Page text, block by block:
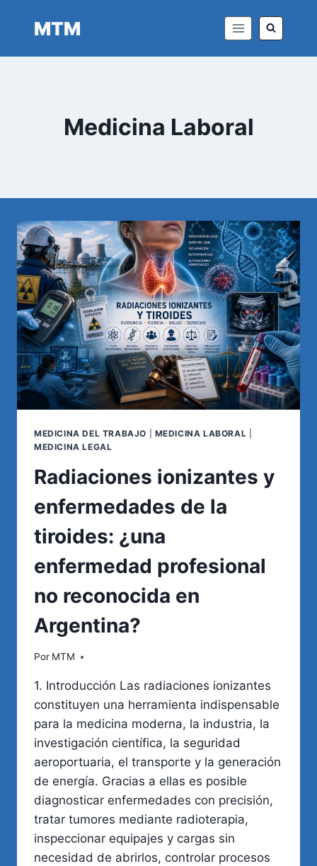
MTM
Medicina Laboral
MEDICINA DEL TRABAJO MEDICINA LABORAL
MEDICINA LEGAL
Radiaciones ionizantes y
enfermedades de la
tiroides: ¿una
enfermedad profesional
no reconocida en
Argentina?
Por MTM
1. Introducción Las radiaciones ionizantes
constituyen una herramienta indispensable
para la medicina moderna, la industria, la
investigación científica, la seguridad
aeroportuaria, el transporte y la generación
de energía. Gracias a ellas es posible
diagnosticar enfermedades con precisión,
tratar tumores mediante radioterapia,
inspeccionar equipajes y cargas sin
necesidad de abrirlos, controlar procesos